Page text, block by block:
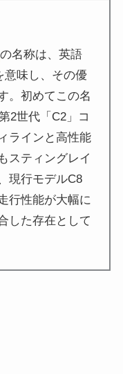
の名称は、英語
意味し、その優
。初めてこの名
2世代「C2」コ
ラインと高性能
スティングレイ
現行モデルC8
行性能が大幅に
した存在として